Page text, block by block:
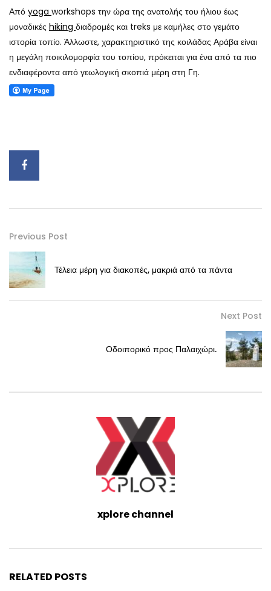
Από yoga workshops την ώρα της ανατολής του ήλιου έως
μοναδικές hiking διαδρομές και treks με καμήλες στο γεμάτο
ιστορία τοπίο. Άλλωστε, χαρακτηριστικό της κοιλάδας Αράβα είναι
η μεγάλη ποικιλομορφία του τοπίου, πρόκειται για ένα από τα πιο
ενδιαφέροντα από γεωλογική σκοπιά μέρη στη Γη.
Previous Post
Τέλεια μέρη για διακοπές, μακριά από τα πάντα
Next Post
Οδοιπορικό προς Παλαιχώρι.
xplore channel
RELATED POSTS